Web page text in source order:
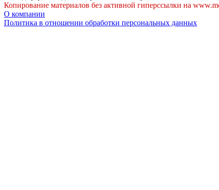
Копирование материалов без активной гиперссылки на
О компании
Политика в отношении обработки персональных данных